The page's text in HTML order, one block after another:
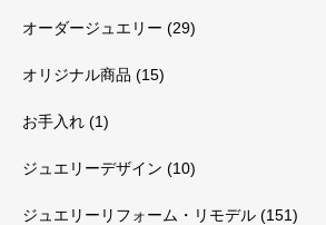
オーダージュエリー (29)
オリジナル商品 (15)
お手入れ (1)
ジュエリーデザイン (10)
ジュエリーリフォーム・リモデル (151)